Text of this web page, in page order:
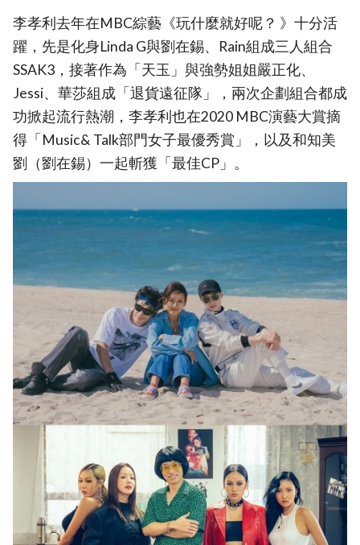
李孝利去年在MBC綜藝《玩什麼就好呢？ 》十分活
躍，先是化身Linda G與劉在錫、Rain組成三人組合
SSAK3，接著作為「天玉」與強勢姐姐嚴正化、
Jessi、華莎組成「退貨遠征隊」，兩次企劃組合都成
功掀起流行熱潮，李孝利也在2020 MBC演藝大賞摘
得「Music& Talk部門女子最優秀賞」，以及和知美
劉（劉在錫）一起斬獲「最佳CP」。